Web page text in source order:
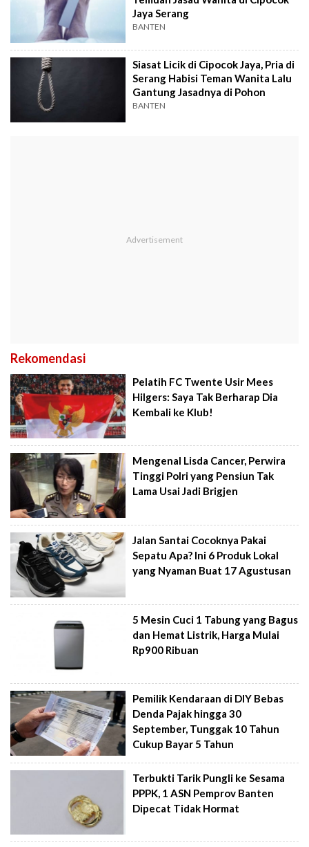
Jaya Serang
BANTEN
Siasat Licik di Cipocok Jaya, Pria di
Serang Habisi Teman Wanita Lalu
Gantung Jasadnya di Pohon
BANTEN
Rekomendasi
Pelatih FC Twente Usir Mees
Hilgers: Saya Tak Berharap Dia
Kembali ke Klub!
Mengenal Lisda Cancer, Perwira
Tinggi Polri yang Pensiun Tak
Lama Usai Jadi Brigjen
Jalan Santai Cocoknya Pakai
Sepatu Apa? Ini 6 Produk Lokal
yang Nyaman Buat 17 Agustusan
5 Mesin Cuci 1 Tabung yang Bagus
dan Hemat Listrik, Harga Mulai
Rp900 Ribuan
Pemilik Kendaraan di DIY Bebas
Denda Pajak hingga 30
September, Tunggak 10 Tahun
Cukup Bayar 5 Tahun
Terbukti Tarik Pungli ke Sesama
PPPK, 1 ASN Pemprov Banten
Dipecat Tidak Hormat